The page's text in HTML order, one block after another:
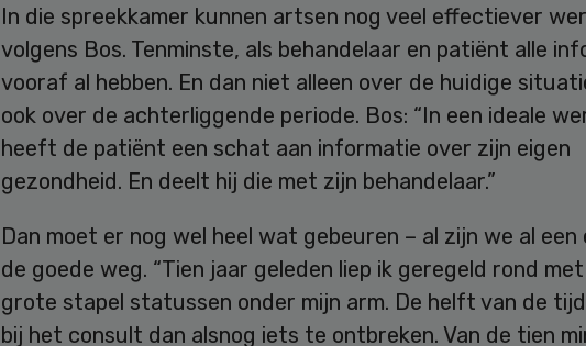
In die spreekkamer kunnen artsen nog veel effectiever
volgens Bos. Tenminste, als behandelaar en patiënt alle
vooraf al hebben. En dan niet alleen over de huidige
ook over de achterliggende periode. Bos: “In een ideale
heeft de patiënt een schat aan informatie over zijn eigen
gezondheid. En deelt hij die met zijn behandelaar.”
Dan moet er nog wel heel wat gebeuren – al zijn we al een
de goede weg. “Tien jaar geleden liep ik geregeld rond
grote stapel statussen onder mijn arm. De helft van de
bij het consult dan alsnog iets te ontbreken. Van de tien